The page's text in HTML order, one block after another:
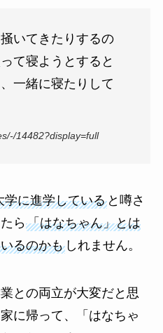
いてきたりするの
て寝ようとすると
一緒に寝たりして
14482?display=full
学に進学していると噂さ
ら「はなちゃん」とは
るのかもしれません。
との両立が大変だと思
に帰って、「はなちゃ